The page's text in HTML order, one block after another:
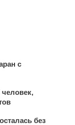
с
без